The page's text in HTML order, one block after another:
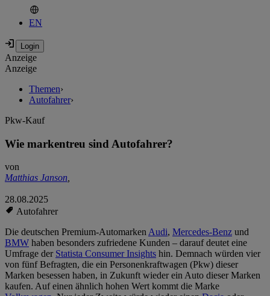
EN
Anzeige
Anzeige
Themen›
Autofahrer›
Pkw-Kauf
Wie markentreu sind Autofahrer?
von
Matthias Janson,
28.08.2025
Autofahrer
Die deutschen Premium-AutomarkenAudi, Mercedes-Benz und
BMW haben besonders zufriedene Kunden – darauf deutet eine
Umfrage der Statista Consumer Insights hin. Demnach würden vier
von fünf Befragten, die ein Personenkraftwagen (Pkw) dieser
Marken besessen haben, in Zukunft wieder ein Auto dieser Marken
kaufen. Auf einen ähnlich hohen Wert kommt die Marke